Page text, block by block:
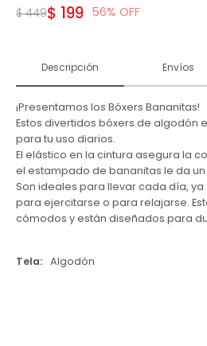
$ 199
$ 449 56
Descripción Envíos
¡Presentamos los Bóxers Bananitas!
Estos divertidos bóxers de algodón
para tu uso diarios.
El elástico en la cintura asegura la
el estampado de bananitas le da
Son ideales para llevar cada día,
para ejercitarse o para relajarse.
cómodos y están diseñados para
Tela Algodón